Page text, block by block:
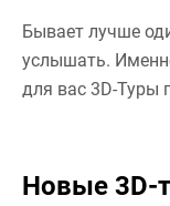
Бывает лучше
услышать.
для вас 3D-Туры
Новые 3D-